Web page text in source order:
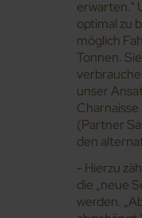
erwarten.“
optimal zu
möglich
Tonnen.
unser
(Partner
den
- Hierzu
die „neue
werden.